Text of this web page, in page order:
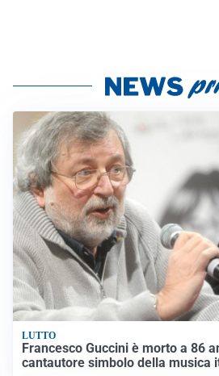
LUTTO
Francesco Guccini è morto a 86
cantautore simbolo della musica